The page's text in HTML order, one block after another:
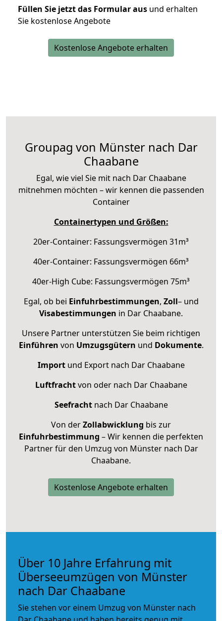
Füllen Sie jetzt das Formular aus und erhalten
Sie kostenlose Angebote
Kostenlose Angebote erhalten
Groupag von Münster nach Dar
Chaabane
Egal, wie viel Sie mit nach Dar Chaabane
mitnehmen möchten – wir kennen die passenden
Container
Containertypen und Größen:
20er-Container: Fassungsvermögen 31m³
40er-Container: Fassungsvermögen 66m³
40er-High Cube: Fassungsvermögen 75m³
Egal, ob bei Einfuhrbestimmungen, Zoll– und
Visabestimmungen in Dar Chaabane.
Unsere Partner unterstützen Sie beim richtigen
Einführen von Umzugsgütern und Dokumente.
Importund Export nach Dar Chaabane
Luftfrachtvon oder nach Dar Chaabane
Seefrachtnach Dar Chaabane
Von derZollabwicklung bis zur
Einfuhrbestimmung – Wir kennen die perfekten
Partner für den Umzug von Münster nach Dar
Chaabane.
Kostenlose Angebote erhalten
Über 10 Jahre Erfahrung mit
Überseeumzügen von Münster
nach Dar Chaabane
Sie stehen vor einem Umzug von Münster nach